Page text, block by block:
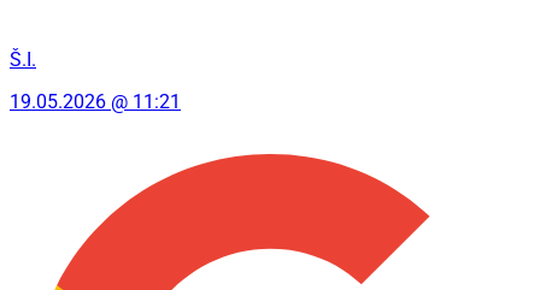
Š.I.
19.05.2026 @ 11:21